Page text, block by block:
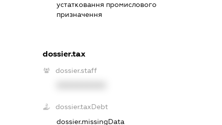
устатковання промислового
призначення
dossier.tax
dossier.staff
dossier.taxDebt
dossier.missingData